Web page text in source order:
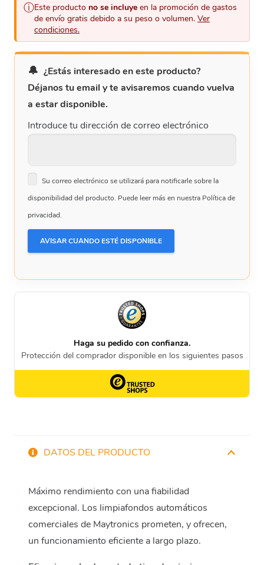
ⓘEste producto no se incluye en la promoción de gastos
de envío gratis debido a su peso o volumen. Ver
condiciones.
¿Estás interesado en este producto?
Déjanos tu email y te avisaremos cuando vuelva
a estar disponible.
Introduce tu dirección de correo electrónico
Su correo electrónico se utilizará para notificarle sobre la
disponibilidad del producto. Puede leer más en nuestra Política de
privacidad.
DATOS DEL PRODUCTO
Máximo rendimiento con una fiabilidad
excepcional. Los limpiafondos automáticos
comerciales de Maytronics prometen, y ofrecen,
un funcionamiento eficiente a largo plazo.